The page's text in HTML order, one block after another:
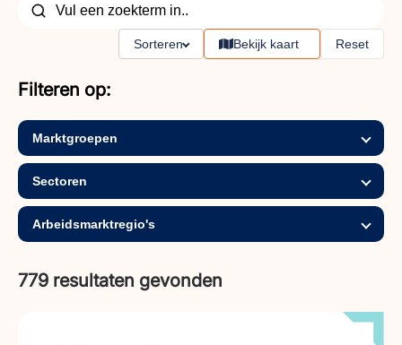
Sorteren Bekijk kaart Reset
Filteren op:
Marktgroepen
Sectoren
Arbeidsmarktregio's
779 resultaten gevonden